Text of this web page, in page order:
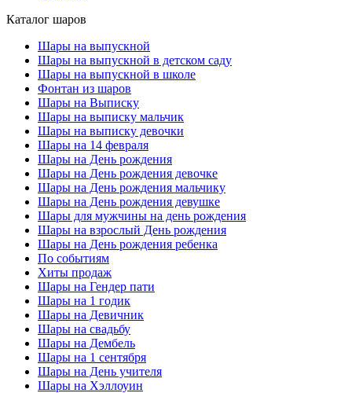
Каталог шаров
Шары на выпускной
Шары на выпускной в детском саду
Шары на выпускной в школе
Фонтан из шаров
Шары на Выписку
Шары на выписку мальчик
Шары на выписку девочки
Шары на 14 февраля
Шары на День рождения
Шары на День рождения девочке
Шары на День рождения мальчику
Шары на День рождения девушке
Шары для мужчины на день рождения
Шары на взрослый День рождения
Шары на День рождения ребенка
По событиям
Хиты продаж
Шары на Гендер пати
Шары на 1 годик
Шары на Девичник
Шары на свадьбу
Шары на Дембель
Шары на 1 сентября
Шары на День учителя
Шары на Хэллоуин